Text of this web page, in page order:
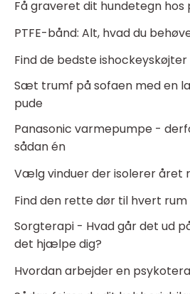
Få graveret dit hundetegn
PTFE-bånd: Alt, hvad du
Find de bedste
Sæt trumf på sofaen med en
pude
Panasonic varmepumpe -
sådan én
Vælg vinduer der isolerer året
Find den rette dør til hvert rum
Sorgterapi - Hvad går det ud
det hjælpe dig?
Hvordan arbejder en